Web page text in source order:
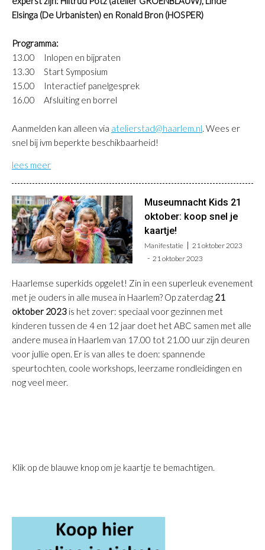
Elsinga (De Urbanisten) en Ronald Bron (HOSPER)
Programma:
13.00 Inlopen en bijpraten
13.30 Start Symposium
15.00 Interactief panelgesprek
16.00 Afsluiting en borrel
Aanmelden kan alleen via atelierstad@haarlem.nl. Wees er
snel bij ivm beperkte beschikbaarheid!
lees meer
Museumnacht Kids 21
oktober: koop snel je
kaartje!
Manifestatie
21 oktober 2023
21 oktober 2023
Haarlemse superkids opgelet! Zin in een superleuk evenement
met je ouders in alle musea in Haarlem? Op zaterdag 21
oktober 2023 is het zover: speciaal voor gezinnen met
kinderen tussen de 4 en 12 jaar doet het ABC samen met alle
andere musea in Haarlem van 17.00 tot 21.00 uur zijn deuren
voor jullie open. Er is van alles te doen: spannende
speurtochten, coole workshops, leerzame rondleidingen en
nog veel meer.
Klik op de blauwe knop om je kaartje te bemachtigen.